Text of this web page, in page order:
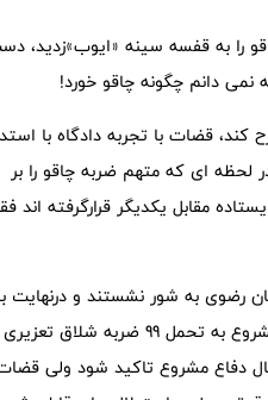
را به قفسه سینه «ایوب»زدید،
دانم چگونه چاقو خورد!
قضات با تجربه دادگاه با
لحظه ای که متهم ضربه چاقو را بر
مقابل یکدیگر قرارگرفته اند
رضوی به شور نشستند و درنهایت
،حکم به قصاص نفس و تحمل 99 ضربه شلاق دادند و «س»را نیز به اتهام ارتباط نامشروع
دفاع مشروع تاکید شود ولی